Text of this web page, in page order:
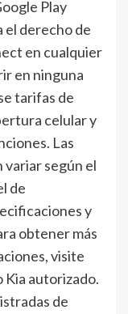
Play
el derecho de
en cualquier
en ninguna
tarifas de
celular y
Las
según el
de
y
obtener más
visite
Kia autorizado.
de